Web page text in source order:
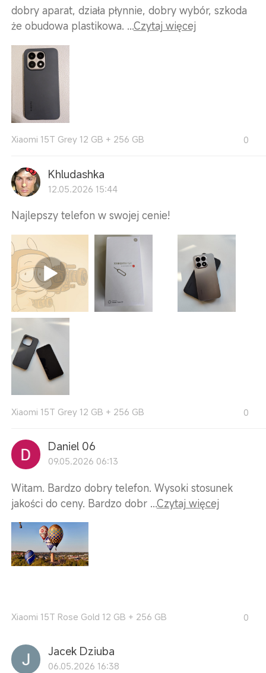
dobry aparat, działa płynnie, dobry wybór, szkoda
że obudowa plastikowa. ...Czytaj więcej
Xiaomi 15T Grey 12 GB + 256 GB 0
Khludashka
12.05.2026 15:44
Najlepszy telefon w swojej cenie!
Xiaomi 15T Grey 12 GB + 256 GB 0
Daniel 06
09.05.2026 06:13
Witam. Bardzo dobry telefon. Wysoki stosunek
jakości do ceny. Bardzo dobr ...Czytaj więcej
Xiaomi 15T Rose Gold 12 GB + 256 GB 0
Jacek Dziuba
06.05.2026 16:38